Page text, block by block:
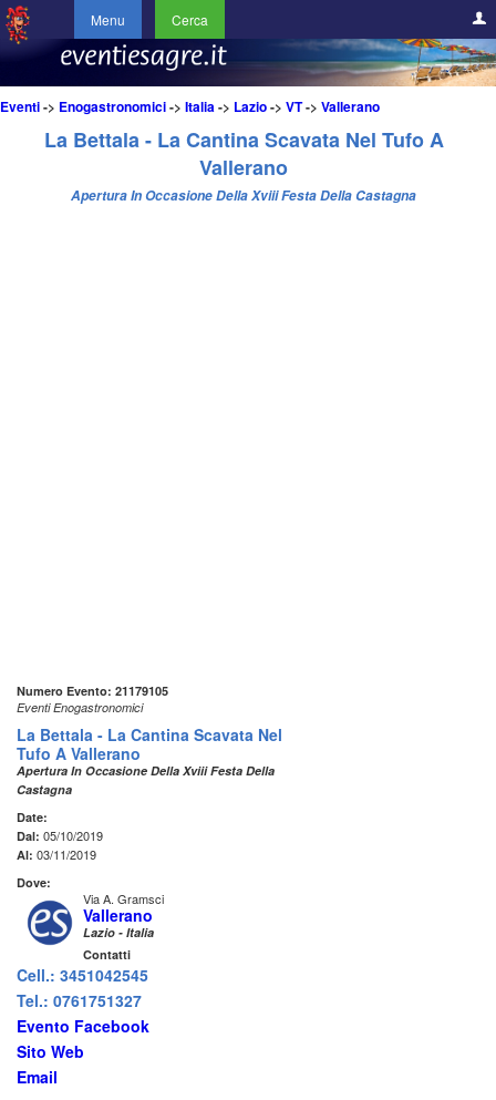
Menu Cerca
Eventi-> Enogastronomici-> Italia-> Lazio-> VT-> Vallerano
La Bettala - La Cantina Scavata Nel Tufo A
Vallerano
Apertura In Occasione Della Xviii Festa Della Castagna
Numero Evento: 21179105
Eventi Enogastronomici
La Bettala - La Cantina Scavata Nel
Tufo A Vallerano
Apertura In Occasione Della Xviii Festa Della
Castagna
Date:
Dal: 05/10/2019
Al: 03/11/2019
Dove:
Via A. Gramsci
Vallerano
Lazio - Italia
Contatti
Cell.: 3451042545
Tel.: 0761751327
Evento Facebook
Sito Web
Email